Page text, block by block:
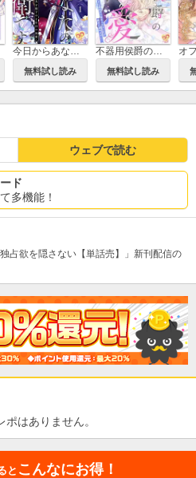
今日からあなたの護衛です ～王太子殿下の十年目の執愛～【単行本版】
無料試し読み
不器用侯爵の再愛 ～大好きな婚約者に忘れられましたが絶対に諦めません！～【単行本版】
無料試し読み
ウェブで読む
ド
多機能！
占欲を隠さない【単話売】」新刊配信の
ポはありません。
と こんなにお得！